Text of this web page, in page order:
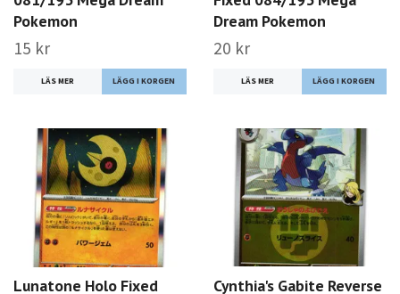
Pokemon
15 kr
LÄS MER
Dream Pokemon
20 kr
LÄS MER
Lunatone Holo Fixed
Cynthia's Gabite Reverse